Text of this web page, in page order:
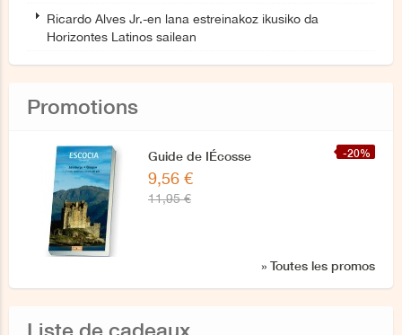
Ricardo Alves Jr.-en lana estreinakoz ikusiko da
Horizontes Latinos sailean
Promotions
-20%
Guide de IÉcosse
9,56 €
11,95 €
» Toutes les promos
Liste de cadeaux